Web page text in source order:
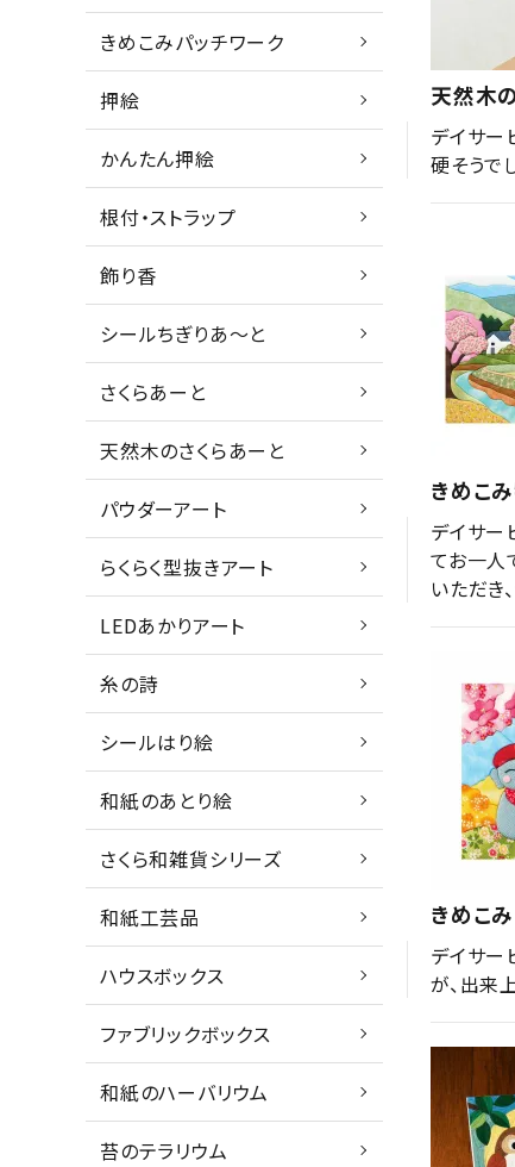
きめこみパッチワーク
押絵
かんたん押絵
根付・ストラップ
飾り香
シールちぎりあ～と
さくらあーと
天然木のさくらあーと
パウダーアート
らくらく型抜きアート
LEDあかりアート
糸の詩
シールはり絵
和紙のあとり絵
さくら和雑貨シリーズ
和紙工芸品
ハウスボックス
ファブリックボックス
和紙のハーバリウム
苔のテラリウム
天然木
デイサー
硬そうで
きめこ
デイサー
てお一人
いただき
きめこ
デイサー
が、出来